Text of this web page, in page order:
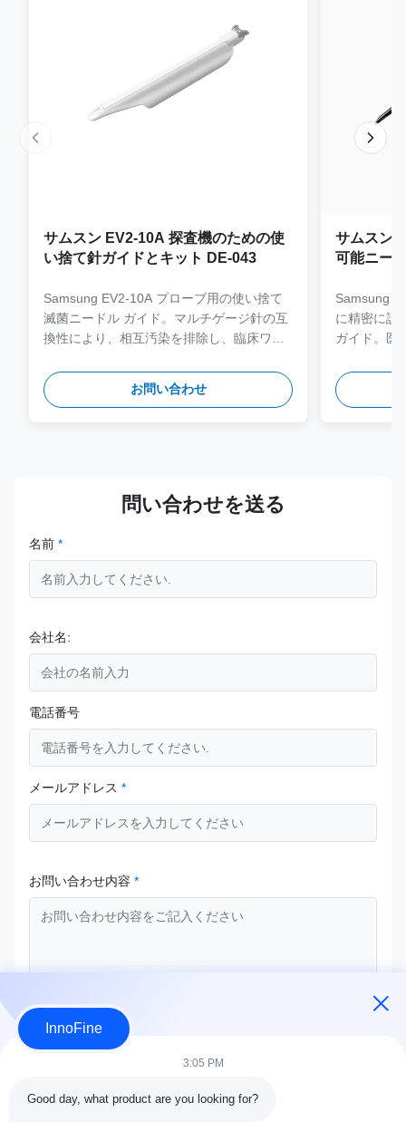
サムスン EV2-10A 探査機のための使
い捨て針ガイドとキット DE-043
Samsung EV2-10A プローブ用の使い捨て
滅菌ニードル ガイド。マルチゲージ針の互
換性により、相互汚染を排除し、臨床ワー
ます。
お問い合わせ
サムスン
可能ニー
Samsung
に精密に設
ガイド。医
レーブサイ
床上の安全
問い合わせを送る
名前 *
会社名:
電話番号
メールアドレス *
お問い合わせ内容 *
InnoFine
3:05 PM
Good day, what product are you looking for?